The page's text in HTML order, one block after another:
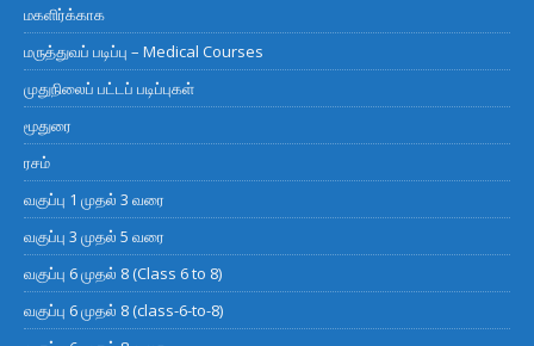
மகளிர்க்காக
மருத்துவப் படிப்பு – Medical Courses
முதுநிலைப் பட்டப் படிப்புகள்
மூதுரை
ரசம்
வகுப்பு 1 முதல் 3 வரை
வகுப்பு 3 முதல் 5 வரை
வகுப்பு 6 முதல் 8 (Class 6 to 8)
வகுப்பு 6 முதல் 8 (class-6-to-8)